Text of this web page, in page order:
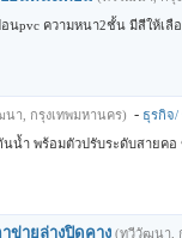
นpvc ความหนา2ชั้น มีสีให้เ
นา, กรุงเทพมหานคร) - ธุรกิจ/
น้ำ พร้อมตัวปรับระดับสายคอ
ข่ายล่างปิดคาง (ทวีวัฒนา,